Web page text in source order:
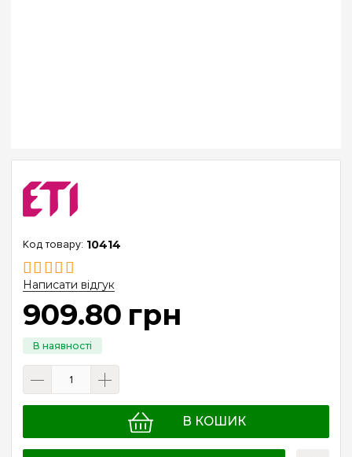
10414
Написати відгук
909.80 грн
В КОШИК